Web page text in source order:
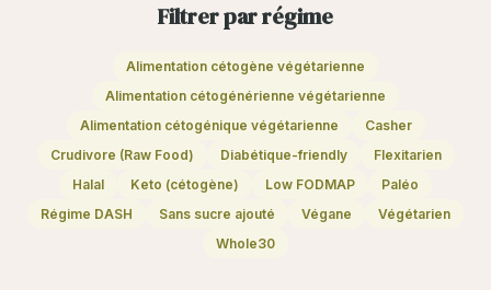
Filtrer par régime
Alimentation cétogène végétarienne
Alimentation cétogénérienne végétarienne
Alimentation cétogénique végétarienne
Casher
Crudivore (Raw Food)
Diabétique-friendly
Flexitarien
Halal
Keto (cétogène) Low FODMAP
Paléo
Régime DASH
Sans sucre ajouté Végane
Végétarien
Whole30